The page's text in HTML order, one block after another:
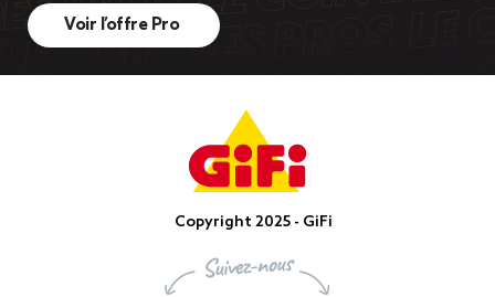
Voir l’offre Pro
Copyright 2025 - GiFi